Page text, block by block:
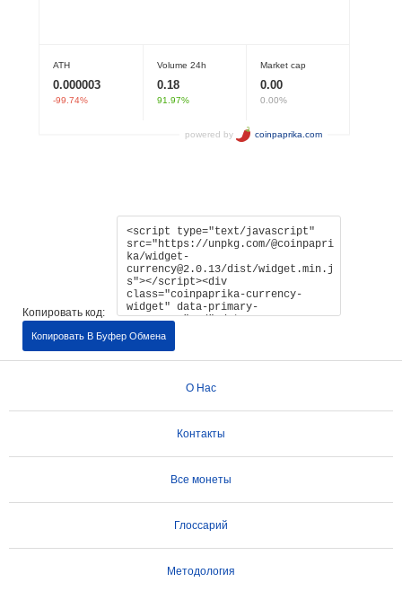
Копировать код:
Копировать В Буфер Обмена
О Нас
Контакты
Все монеты
Глоссарий
Методология